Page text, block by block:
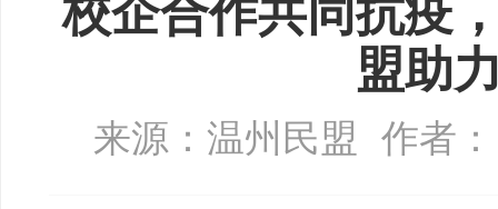
校企合作共同抗疫
盟助
来源：温州民盟 作者：